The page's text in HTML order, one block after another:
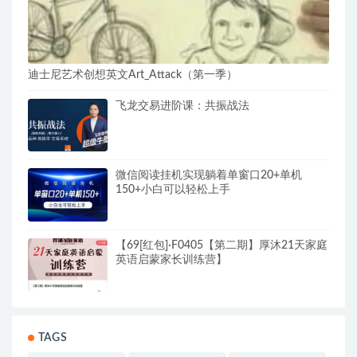
迪士尼艺术创想英文Art_Attack（第一季）
飞龙交易进阶课：共振战法
微信阅读挂机实现躺着单窗口20+单机
150+小白可以轻松上手
【69[红包]·F0405【第二期】厚沐21天家庭
英语启蒙家长训练营】
TAGS